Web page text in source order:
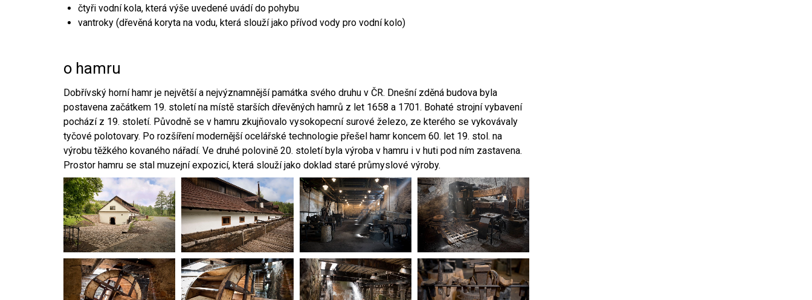
čtyři vodní kola, která výše uvedené uvádí do pohybu
vantroky (dřevěná koryta na vodu, která slouží jako přívod vody pro vodní kolo)
o hamru
Dobřívský horní hamr je největší a nejvýznamnější památka svého druhu v ČR. Dnešní zděná budova byla
postavena začátkem 19. století na místě starších dřevěných hamrů z let 1658 a 1701. Bohaté strojní vybavení
pochází z 19. století. Původně se v hamru zkujňovalo vysokopecní surové železo, ze kterého se vykovávaly
tyčové polotovary. Po rozšíření modernější ocelářské technologie přešel hamr koncem 60. let 19. stol. na
výrobu těžkého kovaného nářadí. Ve druhé polovině 20. století byla výroba v hamru i v huti pod ním zastavena.
Prostor hamru se stal muzejní expozicí, která slouží jako doklad staré průmyslové výroby.